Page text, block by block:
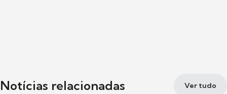
Notícias relacionadas Ver tudo